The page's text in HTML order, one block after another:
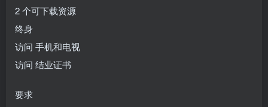
2 个可下载资源
终身
访问 手机和电视
访问 结业证书
要求